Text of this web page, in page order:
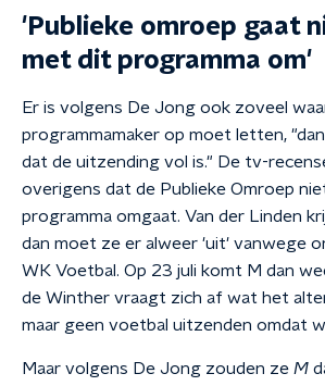
'Publieke omroep gaat
met dit programma om'
Er is volgens De Jong ook zoveel
programmamaker op moet letten, "dan
dat de uitzending vol is." De tv-
overigens dat de Publieke Omroep
programma omgaat. Van der Linden
dan moet ze er alweer 'uit' vanwege
WK Voetbal. Op 23 juli komt M dan
de Winther vraagt zich af wat het
maar geen voetbal uitzenden omdat
Maar volgens De Jong zouden ze M